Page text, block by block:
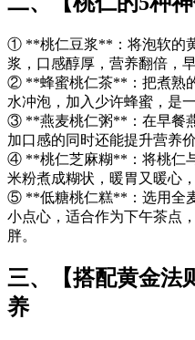
① **桃仁豆浆**：将泡软的
浆，口感醇厚，营养翻倍，
② **蜂蜜桃仁茶**：把煮熟
水冲泡，加入少许蜂蜜，是
③ **燕麦桃仁粥**：在早餐
加口感的同时还能提升营养
④ **桃仁芝麻糊**：将桃仁
米粉煮成糊状，暖胃又暖心
⑤ **低糖桃仁糕**：选用全
小点心，适合作为下午茶点
胖。
三、【搭配黄金法
养